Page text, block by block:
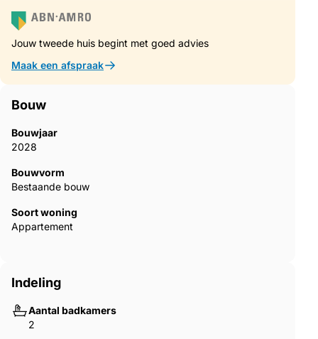
Jouw tweede huis begint met goed advies
Maak een afspraak
Bouw
Bouwjaar
2028
Bouwvorm
Bestaande bouw
Soort woning
Appartement
Indeling
Aantal badkamers
2